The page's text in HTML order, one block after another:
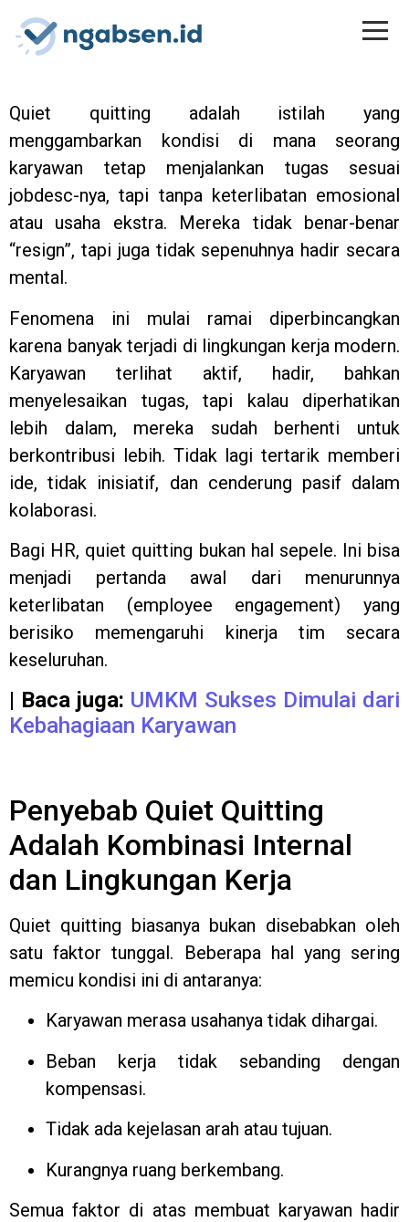
Quiet quitting adalah istilah yang
menggambarkan kondisi di mana seorang
karyawan tetap menjalankan tugas sesuai
jobdesc-nya, tapi tanpa keterlibatan emosional
atau usaha ekstra. Mereka tidak benar-benar
“resign”, tapi juga tidak sepenuhnya hadir secara
mental.
Fenomena ini mulai ramai diperbincangkan
karena banyak terjadi di lingkungan kerja modern.
Karyawan terlihat aktif, hadir, bahkan
menyelesaikan tugas, tapi kalau diperhatikan
lebih dalam, mereka sudah berhenti untuk
berkontribusi lebih. Tidak lagi tertarik memberi
ide, tidak inisiatif, dan cenderung pasif dalam
kolaborasi.
Bagi HR, quiet quitting bukan hal sepele. Ini bisa
menjadi pertanda awal dari menurunnya
keterlibatan (employee engagement) yang
berisiko memengaruhi kinerja tim secara
keseluruhan.
| Baca juga: UMKM Sukses Dimulai dari
Kebahagiaan Karyawan
Penyebab Quiet Quitting
Adalah Kombinasi Internal
dan Lingkungan Kerja
Quiet quitting biasanya bukan disebabkan oleh
satu faktor tunggal. Beberapa hal yang sering
memicu kondisi ini di antaranya:
Karyawan merasa usahanya tidak dihargai.
Beban kerja tidak sebanding dengan
kompensasi.
Tidak ada kejelasan arah atau tujuan.
Kurangnya ruang berkembang.
Semua faktor di atas membuat karyawan hadir